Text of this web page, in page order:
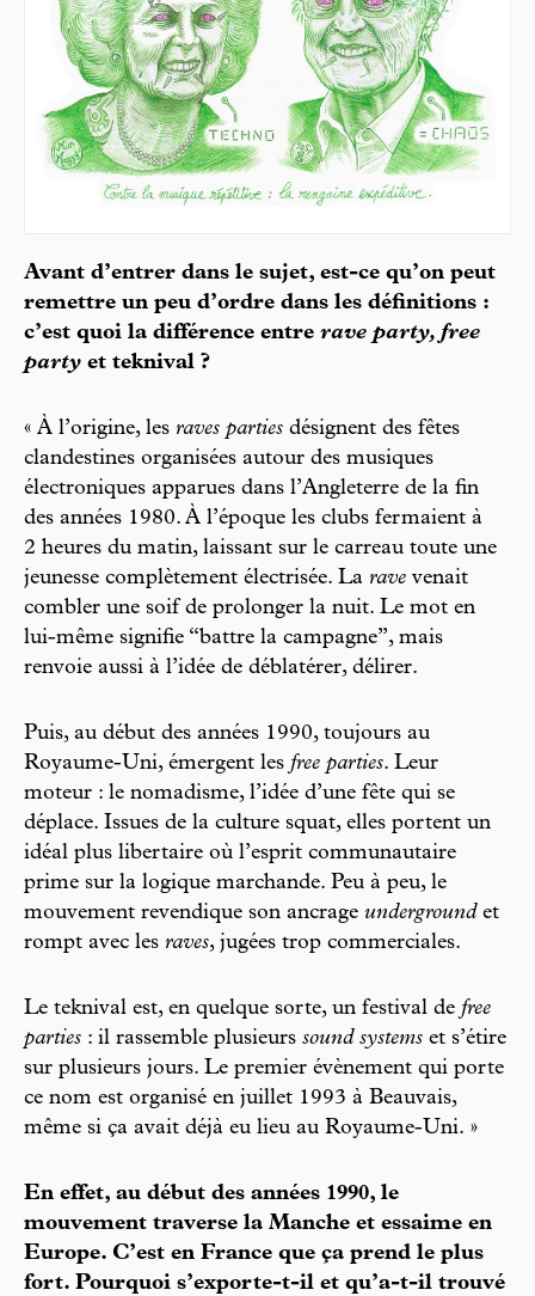
Avant d’entrer dans le sujet, est-ce qu’on peut
remettre un peu d’ordre dans les définitions :
c’est quoi la différence entre rave party, free
party et teknival ?
« À l’origine, les raves parties désignent des fêtes
clandestines organisées autour des musiques
électroniques apparues dans l’Angleterre de la fin
des années 1980. À l’époque les clubs fermaient à
2 heures du matin, laissant sur le carreau toute une
jeunesse complètement électrisée. La rave venait
combler une soif de prolonger la nuit. Le mot en
lui-même signifie “battre la campagne”, mais
renvoie aussi à l’idée de déblatérer, délirer.
Puis, au début des années 1990, toujours au
Royaume-Uni, émergent les free parties. Leur
moteur : le nomadisme, l’idée d’une fête qui se
déplace. Issues de la culture squat, elles portent un
idéal plus libertaire où l’esprit communautaire
prime sur la logique marchande. Peu à peu, le
mouvement revendique son ancrage undergroundet
rompt avec les raves, jugées trop commerciales.
Le teknival est, en quelque sorte, un festival de free
parties : il rassemble plusieurs sound systems et s’étire
sur plusieurs jours. Le premier évènement qui porte
ce nom est organisé en juillet 1993 à Beauvais,
même si ça avait déjà eu lieu au Royaume-Uni. »
En effet, au début des années 1990, le
mouvement traverse la Manche et essaime en
Europe. C’est en France que ça prend le plus
fort. Pourquoi s’exporte-t-il et qu’a-t-il trouvé